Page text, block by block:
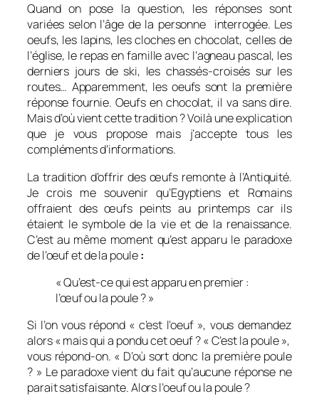
Quand on pose la question, les réponses sont
variées selon l’âge de la personne interrogée. Les
oeufs, les lapins, les cloches en chocolat, celles de
l’église, le repas en famille avec l’agneau pascal, les
derniers jours de ski, les chassés-croisés sur les
routes… Apparemment, les oeufs sont la première
réponse fournie. Oeufs en chocolat, il va sans dire.
Mais d’où vient cette tradition ? Voilà une explication
que je vous propose mais j’accepte tous les
compléments d’informations.
La tradition d’offrir des œufs remonte à l’Antiquité.
Je crois me souvenir qu’Egyptiens et Romains
offraient des œufs peints au printemps car ils
étaient le symbole de la vie et de la renaissance.
C’est au même moment qu’est apparu le paradoxe
de l’oeuf et de la poule:
« Qu’est-ce qui est apparu en premier :
l’œuf ou la poule ? »
Si l’on vous répond « c’est l’oeuf », vous demandez
alors « mais qui a pondu cet oeuf ? « C’est la poule »,
vous répond-on. « D’où sort donc la première poule
? » Le paradoxe vient du fait qu’aucune réponse ne
parait satisfaisante. Alors l’oeuf ou la poule ?